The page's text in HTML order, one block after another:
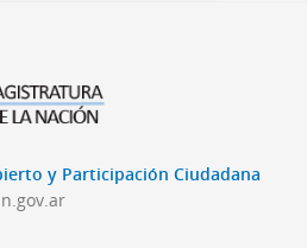
y Participación Ciudadana